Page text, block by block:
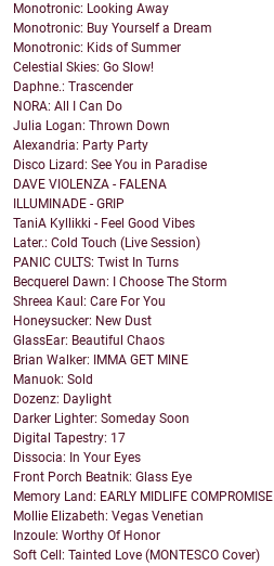
Monotronic: Looking Away
Monotronic: Buy Yourself a Dream
Monotronic: Kids of Summer
Celestial Skies: Go Slow!
Daphne.: Trascender
NORA: All I Can Do
Julia Logan: Thrown Down
Alexandria: Party Party
Disco Lizard: See You in Paradise
DAVE VIOLENZA - FALENA
ILLUMINADE - GRIP
TaniA Kyllikki - Feel Good Vibes
Later.: Cold Touch (Live Session)
PANIC CULTS: Twist In Turns
Becquerel Dawn: I Choose The Storm
Shreea Kaul: Care For You
Honeysucker: New Dust
GlassEar: Beautiful Chaos
Brian Walker: IMMA GET MINE
Manuok: Sold
Dozenz: Daylight
Darker Lighter: Someday Soon
Digital Tapestry: 17
Dissocia: In Your Eyes
Front Porch Beatnik: Glass Eye
Memory Land: EARLY MIDLIFE COMPROMISE
Mollie Elizabeth: Vegas Venetian
Inzoule: Worthy Of Honor
Soft Cell: Tainted Love (MONTESCO Cover)